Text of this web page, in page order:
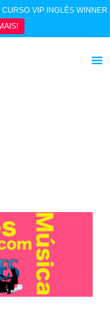
VIP INGLÊS WINNER